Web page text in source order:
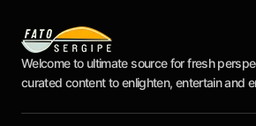
Welcome to ultimate source for fresh
curated content to enlighten, entertain and